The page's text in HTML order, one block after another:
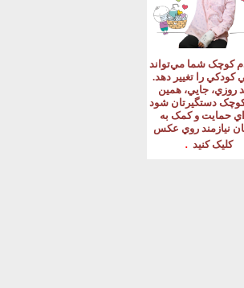
کوچک شما مي‌تواند
کودکي را تغيير دهد.
روزي، جايي، همين
دستگيرتان شود
حمايت و کمک به
نيازمند روي عکس
کليک کنيد .